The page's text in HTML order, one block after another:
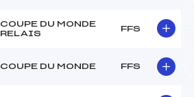
COUPE DU MONDE
RELAIS
FFS
COUPE DU MONDE FFS